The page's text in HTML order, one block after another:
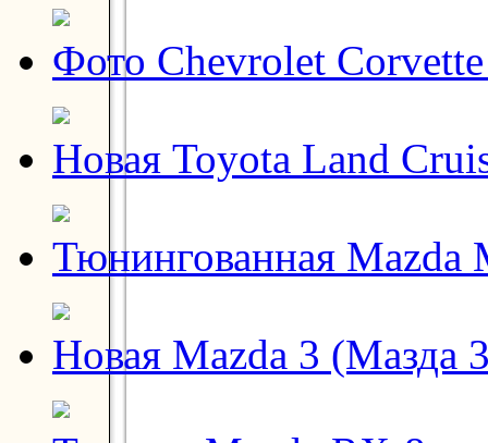
Фото Chevrolet
Новая Toyota Land
Тюнингованная Mazda
Новая Mazda 3 (Мазда